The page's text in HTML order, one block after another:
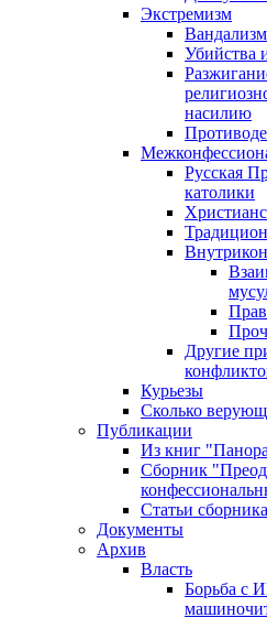
Экстремизм
Вандализм
Убийства
насилию
Русская
католики
Другие
Курьезы
Сколько
Публикации
Из книг
Сборник
Статьи
Документы
Архив
Власть
Борьба с